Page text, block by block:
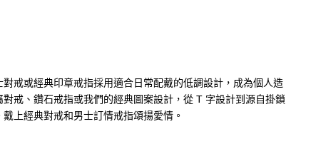
戒或經典印章戒指採用適合日常配戴的低調設計，成為個人造
戒、鑽石戒指或我們的經典圖案設計，從 T 字設計到源自掛鎖
上經典對戒和男士訂情戒指頌揚愛情。